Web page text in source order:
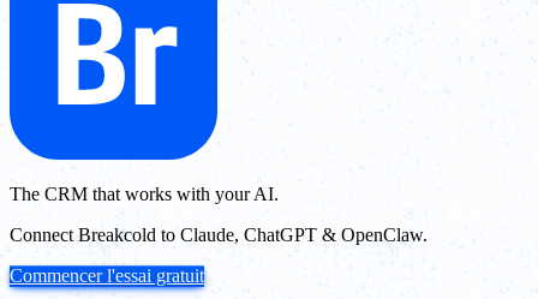
The CRM that works with your AI.
Connect Breakcold to Claude, ChatGPT & OpenClaw.
Commencer l'essai gratuit